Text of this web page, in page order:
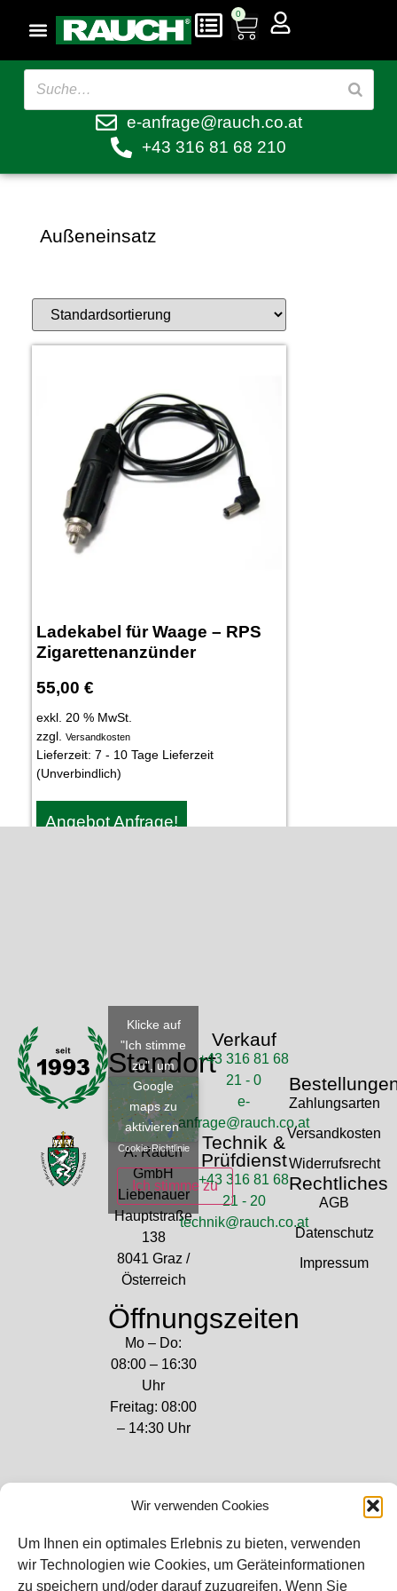
Wir verwenden Cookies
Um Ihnen ein optimales Erlebnis zu bieten, verwenden
wir Technologien wie Cookies, um Geräteinformationen
zu speichern und/oder darauf zuzugreifen. Wenn Sie
0
e-anfrage@rauch.co.at
+43 316 81 68 210
Außeneinsatz
Ladekabel für Waage – RPS
Zigarettenanzünder
55,00 €
exkl. 20 % MwSt.
zzgl. Versandkosten
Lieferzeit: 7 - 10 Tage Lieferzeit
(Unverbindlich)
Angebot Anfrage!
Standort
Klicke auf
"Ich stimme
zu", um
Google
maps zu
aktivieren
Cookie-Richtlinie
Ich stimme zu
A. Rauch
GmbH
Liebenauer
Hauptstraße
138
8041 Graz /
Österreich
Öffnungszeiten
Mo – Do:
08:00 – 16:30
Uhr
Freitag: 08:00
– 14:30 Uhr
Verkauf
+43 316 81 68
21 - 0
e-
anfrage@rauch.co.at
Technik &
Prüfdienst
+43 316 81 68
21 - 20
technik@rauch.co.at
Zahlungsarten
Versandkosten
Widerrufsrecht
Rechtliches
AGB
Datenschutz
Impressum
Bei diesem Webshop handelt es sich um
einen B2B-Webshop
RAUCH – Ihr Experte aus Österreich für Waagen,